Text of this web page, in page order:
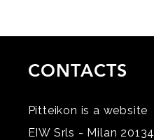
CONTACTS
Pitteikon is a website
EIW Srls - Milan 20134